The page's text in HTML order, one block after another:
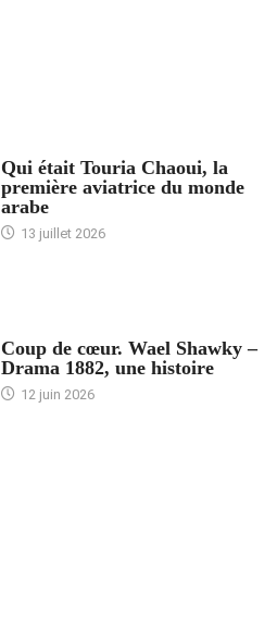
Qui était Touria Chaoui, la
première aviatrice du monde
arabe
13 juillet 2026
Coup de cœur. Wael Shawky –
Drama 1882, une histoire
12 juin 2026